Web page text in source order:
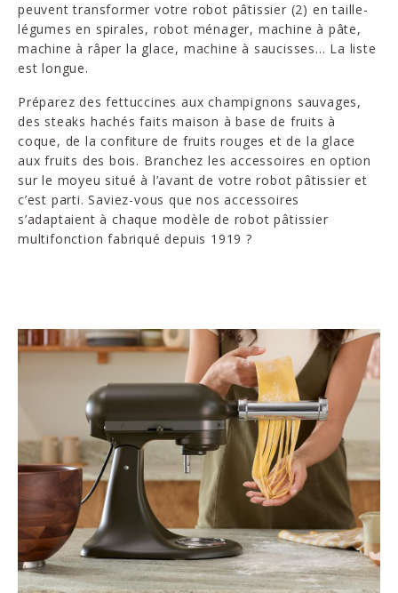
peuvent transformer votre robot pâtissier (2) en taille-
légumes en spirales, robot ménager, machine à pâte,
machine à râper la glace, machine à saucisses... La liste
est longue.
Préparez des fettuccines aux champignons sauvages,
des steaks hachés faits maison à base de fruits à
coque, de la confiture de fruits rouges et de la glace
aux fruits des bois. Branchez les accessoires en option
sur le moyeu situé à l’avant de votre robot pâtissier et
c’est parti. Saviez-vous que nos accessoires
s’adaptaient à chaque modèle de robot pâtissier
multifonction fabriqué depuis 1919 ?